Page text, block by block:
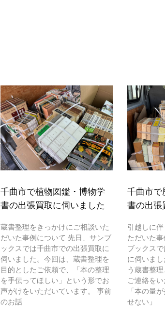
千曲市で植物図鑑・博物学
書の出張買取に伺いました
蔵書整理をきっかけにご相談いた
だいた事例について 先日、サンブ
ックスでは千曲市での出張買取に
伺いました。今回は、蔵書整理を
目的としたご依頼で、「本の整理
を手伝ってほしい」という形でお
声がけをいただいています。 事前
のお話
千曲市で
書の出張
引越しに
ただいた
ブックス
に伺いま
う蔵書整
ご連絡をい
「本の量
せない」